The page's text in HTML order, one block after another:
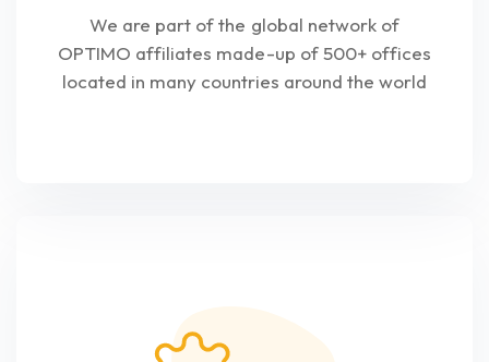
We are part of the global network of
OPTIMO affiliates made-up of 500+ offices
located in many countries around the world